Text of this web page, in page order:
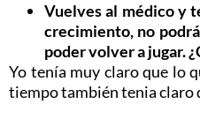
Vuelves al médico y
crecimiento, no
poder volver a jugar.
Yo tenía muy claro que lo
tiempo también tenia claro